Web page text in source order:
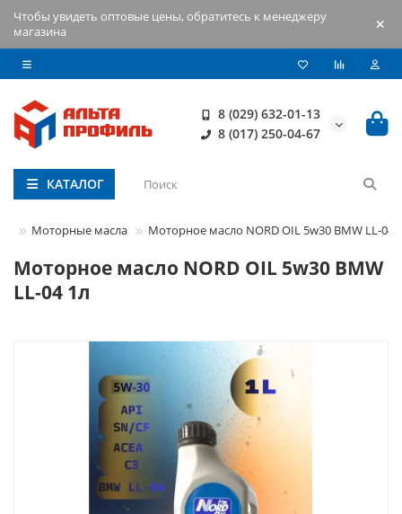
Чтобы увидеть оптовые цены, обратитесь к менеджеру
магазина
8 (029) 632-01-13
8 (017) 250-04-67
КАТАЛОГ
Моторные масла Моторное масло NORD OIL 5w30 BMW LL-04
Моторное масло NORD OIL 5w30 BMW
LL-04 1л